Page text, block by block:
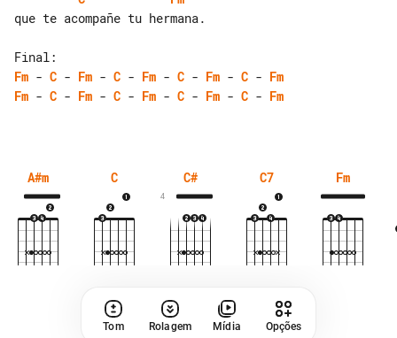
que te acompañe tu hermana.
Fm - C - Fm - C - Fm - C - Fm - C - Fm
Fm - C - Fm - C - Fm - C - Fm - C - Fm
A#m C C#
4
C7 Fm
Tom Rolagem Mídia Opções